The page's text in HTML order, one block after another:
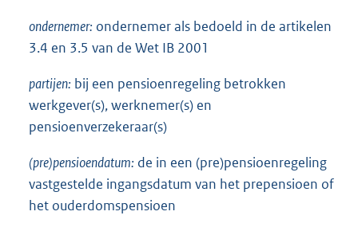
ondernemer: ondernemer als bedoeld in de artikelen
3.4 en 3.5 van de Wet IB 2001
partijen: bij een pensioenregeling betrokken
werkgever(s), werknemer(s) en
pensioenverzekeraar(s)
(pre)pensioendatum: de in een (pre)pensioenregeling
vastgestelde ingangsdatum van het prepensioen of
het ouderdomspensioen